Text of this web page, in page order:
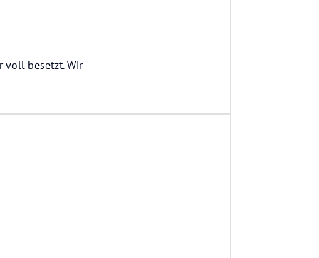
voll besetzt. Wir